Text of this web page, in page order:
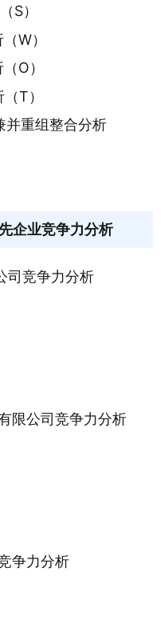
S）
W）
O）
T）
并重组整合分析
企业竞争力分析
司竞争力分析
限公司竞争力分析
争力分析